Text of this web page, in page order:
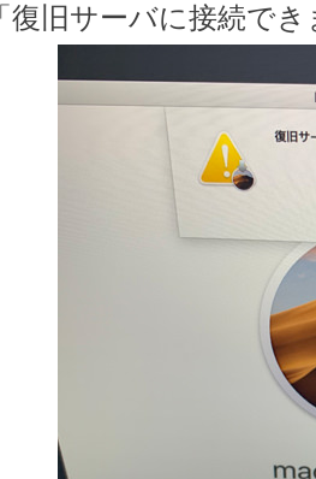
復旧サーバに接続で